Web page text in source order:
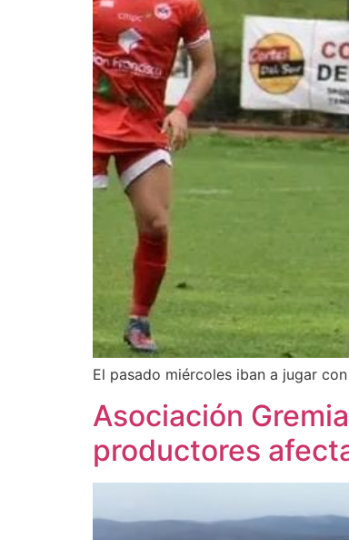
El pasado miércoles iban a jugar
Asociación
productores